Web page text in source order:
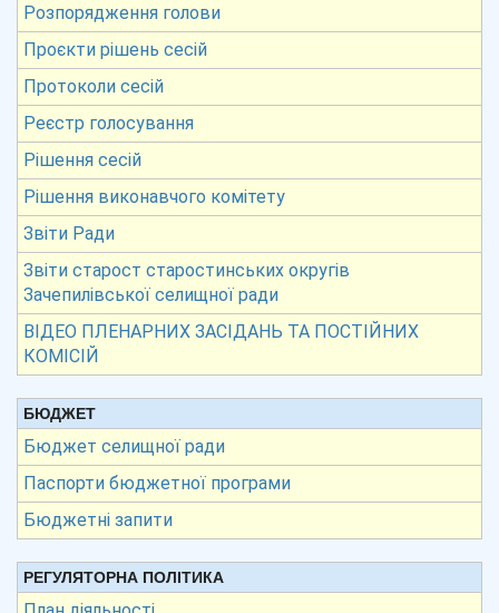
Розпорядження голови
Проєкти рішень сесій
Протоколи сесій
Реєстр голосування
Рішення сесій
Рішення виконавчого комітету
Звіти Ради
Звіти старост старостинських округів
Зачепилівської селищної ради
ВІДЕО ПЛЕНАРНИХ ЗАСІДАНЬ ТА ПОСТІЙНИХ
КОМІСІЙ
БЮДЖЕТ
Бюджет селищної ради
Паспорти бюджетної програми
Бюджетні запити
РЕГУЛЯТОРНА ПОЛІТИКА